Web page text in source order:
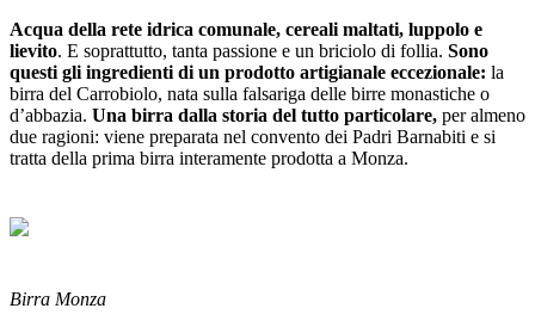
Acqua della rete idrica comunale, cereali maltati, luppolo e
lievito. E soprattutto, tanta passione e un briciolo di follia. Sono
questi gli ingredienti di un prodotto artigianale eccezionale: la
birra del Carrobiolo, nata sulla falsariga delle birre monastiche o
d’abbazia. Una birra dalla storia del tutto particolare, per almeno
due ragioni: viene preparata nel convento dei Padri Barnabiti e si
tratta della prima birra interamente prodotta a Monza.
Birra Monza